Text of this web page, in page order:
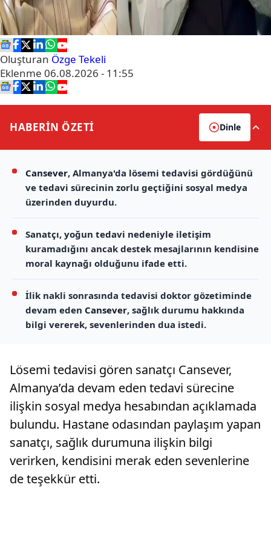
Oluşturan Özge Tekeli
Eklenme 06.08.2026 - 11:55
HABERİN ÖZETİ Dinle
Cansever, Almanya'da lösemi tedavisi gördüğünü
ve tedavi sürecinin zorlu geçtiğini sosyal medya
üzerinden duyurdu.
Sanatçı, yoğun tedavi nedeniyle iletişim
kuramadığını ancak destek mesajlarının kendisine
moral kaynağı olduğunu ifade etti.
İlik nakli sonrasında tedavisi doktor gözetiminde
devam eden Cansever, sağlık durumu hakkında
bilgi vererek, sevenlerinden dua istedi.
Lösemi tedavisi gören sanatçı Cansever,
Almanya’da devam eden tedavi sürecine
ilişkin sosyal medya hesabından açıklamada
bulundu. Hastane odasından paylaşım yapan
sanatçı, sağlık durumuna ilişkin bilgi
verirken, kendisini merak eden sevenlerine
de teşekkür etti.